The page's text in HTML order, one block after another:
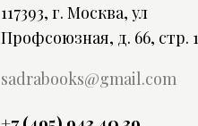
117393, г. Москва, ул
Профсоюзная, д. 66, стр. 1
sadrabooks@gmail.com